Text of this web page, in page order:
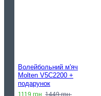
Волейбольний м'яч
Molten V5C2200 +
подарунок